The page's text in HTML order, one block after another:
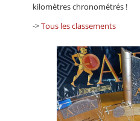
kilomètres chronométrés !
->Tous les classements